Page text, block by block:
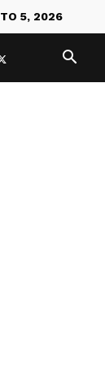
5, 2026